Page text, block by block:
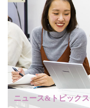
ニュース&トピックス